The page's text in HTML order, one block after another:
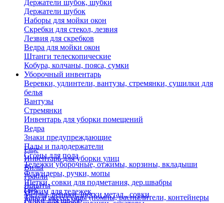
Держатели шубок, шубки
Держатели шубок
Наборы для мойки окон
Скребки для стекол, лезвия
Лезвия для скребков
Ведра для мойки окон
Штанги телескопические
Кобура, колчаны, пояса, сумки
Уборочный инвентарь
Веревки, удлинтели, вантузы, стремянки, сушилки для
белья
Вантузы
Стремянки
Инвентарь для уборки помещений
Ведра
Знаки предупреждающие
Пады и падодержатели
Сгоны для пола
Тележки уборочные, отжимы, корзины, вкладыши
Флаундеры, ручки, мопы
Щетки, совки для подметания, дер.швабры
Отжим для тележек
Ручки для швабр
Еще
Инвентарь для уборки улиц
Вилы
Грабли
Лопаты
Метлы, веники, щетки метал., совки
Еще
Тара и аксессуары (помпы, распылители, контейнеры